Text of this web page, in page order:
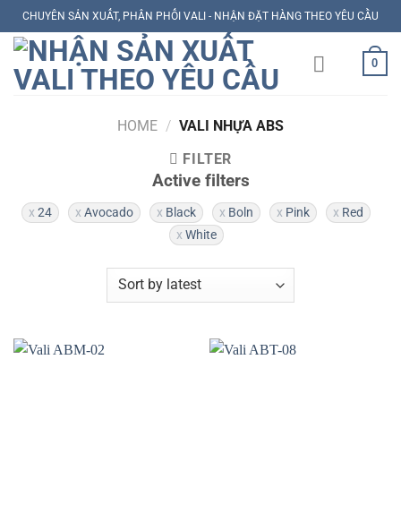
Skip
to
content
CHUYÊN SẢN XUẤT, PHÂN PHỐI VALI - NHẬN ĐẶT HÀNG THEO YÊU CẦU
0
HOME / VALI NHỰA ABS
FILTER
Active filters
24 Avocado Black Boln Pink
Red
White